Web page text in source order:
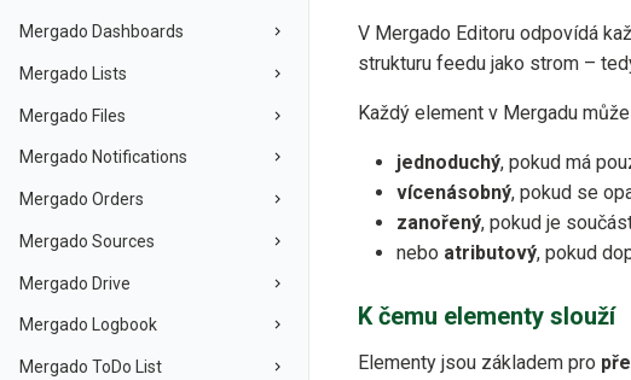
Mergado Dashboards
Mergado Lists
Mergado Files
Mergado Notifications
Mergado Orders
Mergado Sources
Mergado Drive
Mergado Logbook
Mergado ToDo List
V Mergado Editoru odpovídá
strukturu feedu jako strom –
Každý element v Mergadu
jednoduchý, pokud má
vícenásobný, pokud se
zanořený, pokud je
nebo atributový, pokud
K čemu elementy slouží
Elementy jsou základem pro